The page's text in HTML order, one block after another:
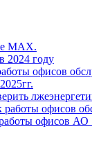
MAX.
2024 году
офисов
работы офисов
офисов АО